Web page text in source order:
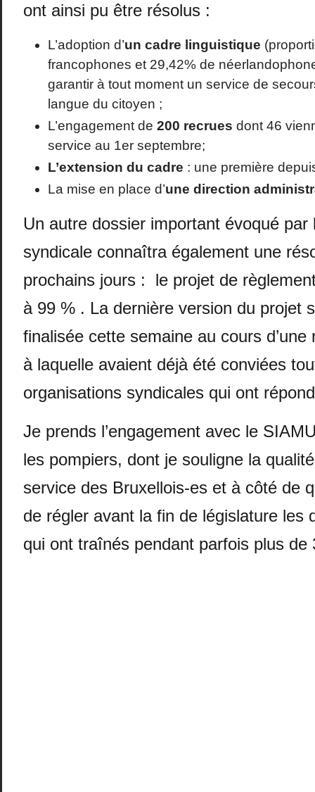
ont ainsi pu être résolus :
L’adoption d’un cadre linguistique
francophones et 29,42% de
garantir à tout moment un service de
langue du citoyen ;
L’engagement de 200 recrues dont 46
service au 1erseptembre;
L’extension du cadre : une première
La mise en place d’une direction
Un autre dossier important évoqué par
syndicale connaîtra également une
prochains jours : le projet de
à 99 % . La dernière version du projet
finalisée cette semaine au cours d’une
à laquelle avaient déjà été conviées
organisations syndicales qui ont
Je prends l’engagement avec le
les pompiers, dont je souligne la
service des Bruxellois-es et à côté de
de régler avant la fin de législature les
qui ont traînés pendant parfois plus de